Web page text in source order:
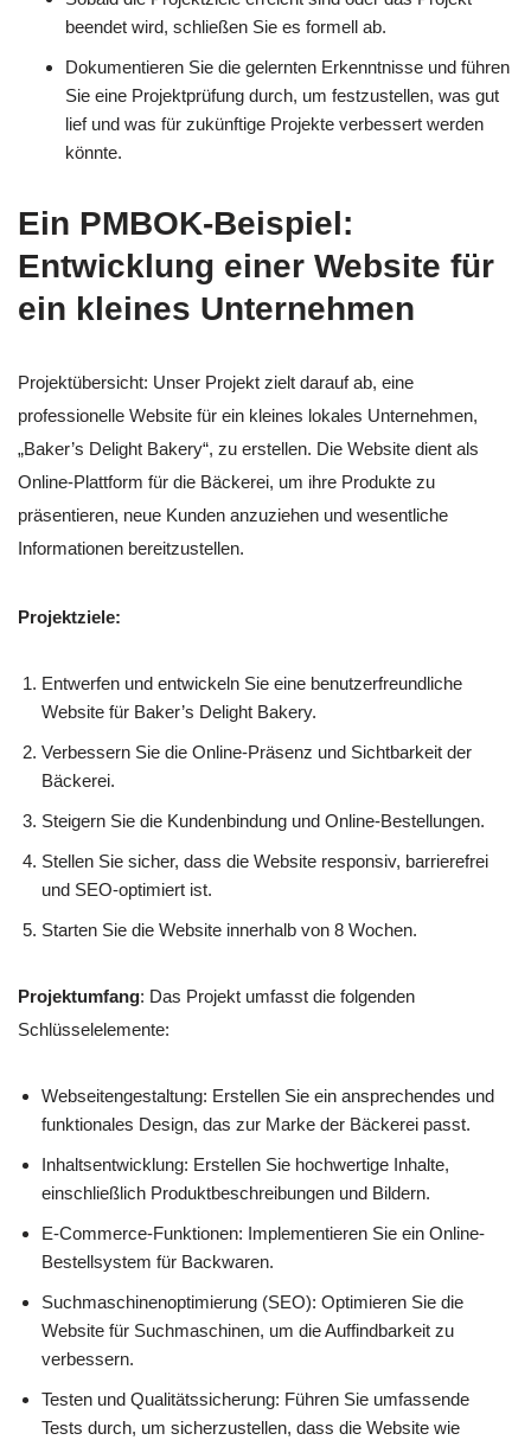
beendet wird, schließen Sie es formell ab.
Dokumentieren Sie die gelernten Erkenntnisse und führen
Sie eine Projektprüfung durch, um festzustellen, was gut
lief und was für zukünftige Projekte verbessert werden
könnte.
Ein PMBOK-Beispiel:
Entwicklung einer Website für
ein kleines Unternehmen
Projektübersicht: Unser Projekt zielt darauf ab, eine
professionelle Website für ein kleines lokales Unternehmen,
„Baker’s Delight Bakery“, zu erstellen. Die Website dient als
Online-Plattform für die Bäckerei, um ihre Produkte zu
präsentieren, neue Kunden anzuziehen und wesentliche
Informationen bereitzustellen.
Projektziele:
Entwerfen und entwickeln Sie eine benutzerfreundliche
Website für Baker’s Delight Bakery.
Verbessern Sie die Online-Präsenz und Sichtbarkeit der
Bäckerei.
Steigern Sie die Kundenbindung und Online-Bestellungen.
Stellen Sie sicher, dass die Website responsiv, barrierefrei
und SEO-optimiert ist.
Starten Sie die Website innerhalb von 8 Wochen.
Projektumfang: Das Projekt umfasst die folgenden
Schlüsselelemente:
Webseitengestaltung: Erstellen Sie ein ansprechendes und
funktionales Design, das zur Marke der Bäckerei passt.
Inhaltsentwicklung: Erstellen Sie hochwertige Inhalte,
einschließlich Produktbeschreibungen und Bildern.
E-Commerce-Funktionen: Implementieren Sie ein Online-
Bestellsystem für Backwaren.
Suchmaschinenoptimierung (SEO): Optimieren Sie die
Website für Suchmaschinen, um die Auffindbarkeit zu
verbessern.
Testen und Qualitätssicherung: Führen Sie umfassende
Tests durch, um sicherzustellen, dass die Website wie